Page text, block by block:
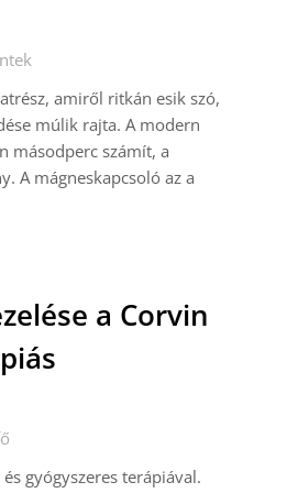
amiről ritkán esik szó,
múlik rajta. A modern
másodperc számít, a
A mágneskapcsoló az a
a Corvin
gyógyszeres terápiával.